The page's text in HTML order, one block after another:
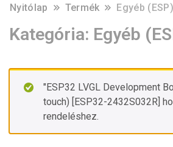
Nyitólap Termék Egyéb (ESP)
Kategória: Egyéb
"ESP32 LVGL Development
touch) [ESP32-2432S032R]
rendeléshez.